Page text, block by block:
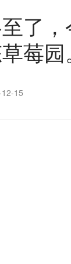
了
莓园
15